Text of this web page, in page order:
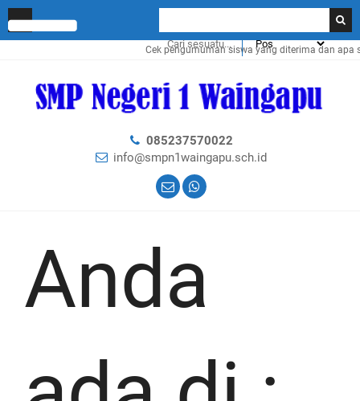
Cek pengumuman siswa yang diterima dan apa
085237570022
info@smpn1waingapu.sch.id
Anda